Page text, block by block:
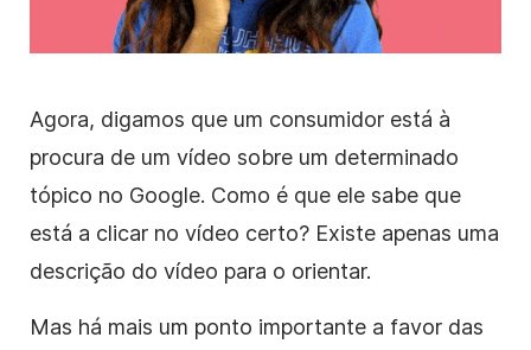
Agora, digamos que um consumidor está à
procura de um vídeo sobre um determinado
tópico no Google. Como é que ele sabe que
está a clicar no vídeo certo? Existe apenas uma
descrição do vídeo para o orientar.
Mas há mais um ponto importante a favor das